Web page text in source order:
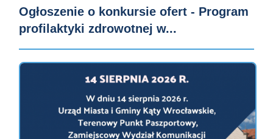
Ogłoszenie o konkursie ofert - Program
profilaktyki zdrowotnej w...